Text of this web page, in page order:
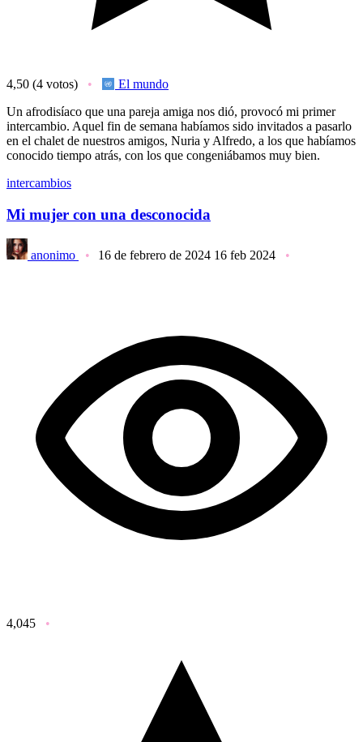
4,50 (4 votos)
El mundo
Un afrodisíaco que una pareja amiga nos dió, provocó mi primer
intercambio. Aquel fin de semana habíamos sido invitados a pasarlo
en el chalet de nuestros amigos, Nuria y Alfredo, a los que habíamos
conocido tiempo atrás, con los que congeniábamos muy bien.
intercambios
Mi mujer con una desconocida
anonimo 16 de febrero de 2024 16 feb 2024
4,045